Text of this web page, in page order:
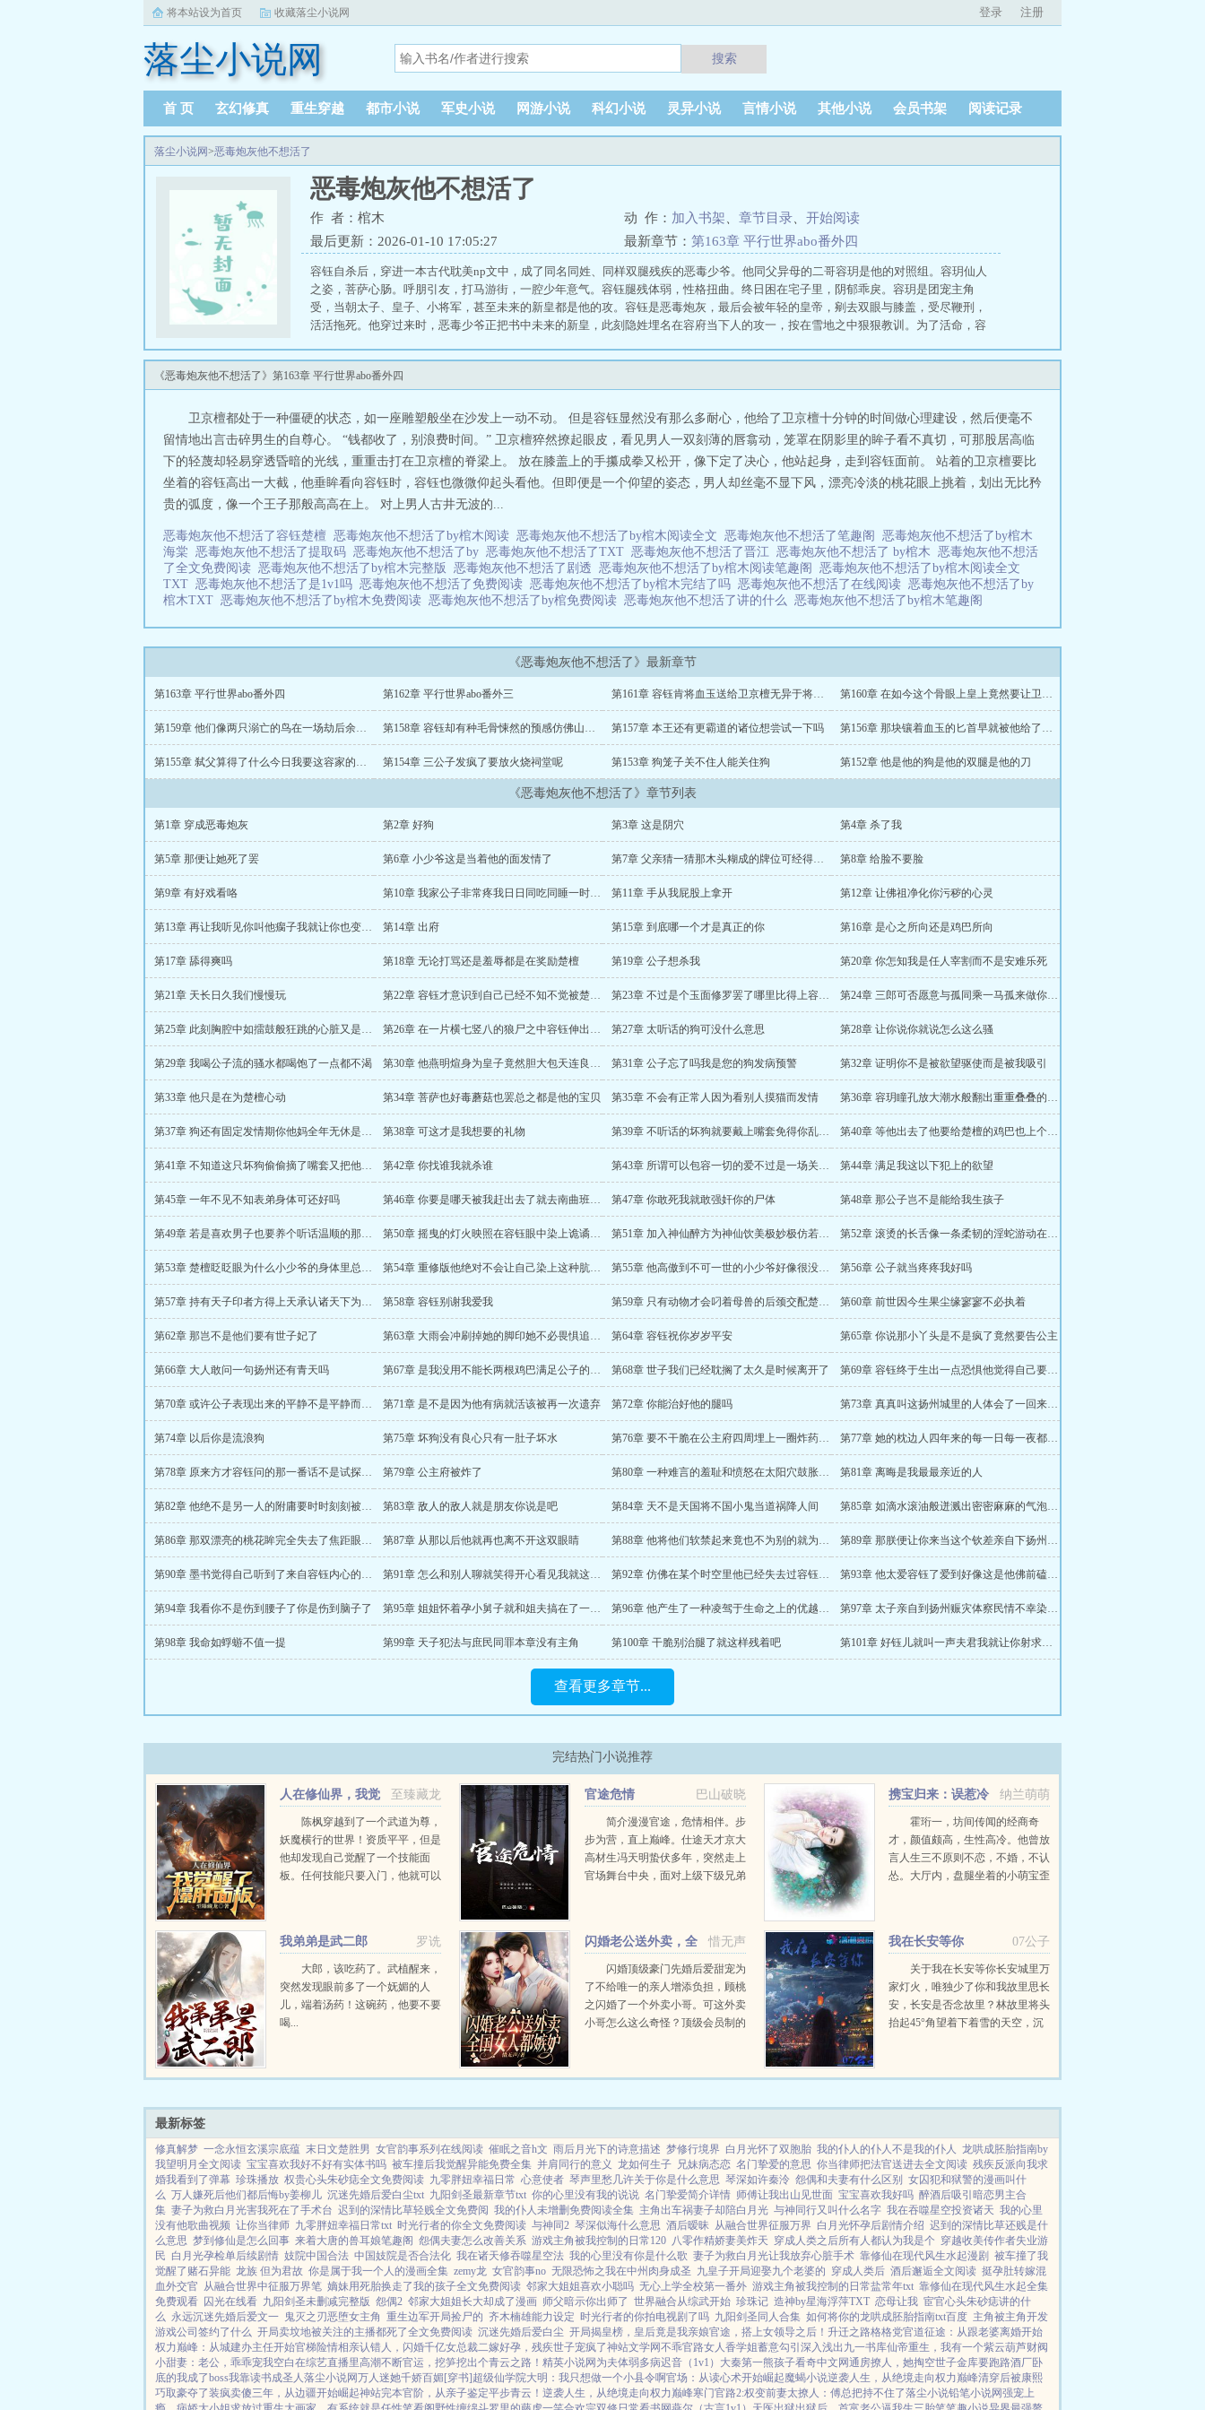
将本站设为首页 收藏落尘小说网 登录 注册
落尘小说网 搜索
首 页 玄幻修真 重生穿越 都市小说 军史小说 网游小说 科幻小说 灵异小说 言情小说 其他小说 会员书架 阅读记录
落尘小说网>恶毒炮灰他不想活了
恶毒炮灰他不想活了
作 者：棺木 动 作： 加入书架 章节目录
开始阅读
最后更新：2026-01-10 17:05:27
最新章节： 第163章 平行世界abo番外四
容钰自杀后，穿进一本古代耽美np文中，成了同名同姓、同样双腿残疾的恶毒少爷。他同父异母的二哥容玥是他的对照组。容玥仙人
之姿，菩萨心肠。呼朋引友，打马游街，一腔少年意气。容钰腿残体弱，性格扭曲。终日困在宅子里，阴郁乖戾。容玥是团宠主角
受，当朝太子、皇子、小将军，甚至未来的新皇都是他的攻。容钰是恶毒炮灰，最后会被年轻的皇帝，剜去双眼与膝盖，受尽鞭刑，
活活拖死。他穿过来时，恶毒少爷正把书中未来的新皇，此刻隐姓埋名在容府当下人的攻一，按在雪地之中狠狠教训。为了活命，容
还疯的攻受是双性 恶毒炮灰他不想活了
《恶毒炮灰他不想活了》第163章 平行世界abo番外四
卫京檀都处于一种僵硬的状态，如一座雕塑般坐在沙发上一动不动。 但是容钰显然没有那么多耐心，他给了卫京檀十分钟的时间做心理建设，然后便毫不
留情地出言击碎男生的自尊心。 “钱都收了，别浪费时间。” 卫京檀猝然撩起眼皮，看见男人一双刻薄的唇翕动，笼罩在阴影里的眸子看不真切，可那股居高临
下的轻蔑却轻易穿透昏暗的光线，重重击打在卫京檀的脊梁上。 放在膝盖上的手攥成拳又松开，像下定了决心，他站起身，走到容钰面前。 站着的卫京檀要比
坐着的容钰高出一大截，他垂眸看向容钰时，容钰也微微仰起头看他。但即便是一个仰望的姿态，男人却丝毫不显下风，漂亮冷淡的桃花眼上挑着，划出无比矜
贵的弧度，像一个王子那般高高在上。 对上男人古井无波的...
恶毒炮灰他不想活了容钰楚檀 恶毒炮灰他不想活了by棺木阅读 恶毒炮灰他不想活了by棺木阅读全文 恶毒炮灰他不想活了笔趣阁 恶毒炮灰他不想活了by棺木
海棠 恶毒炮灰他不想活了提取码 恶毒炮灰他不想活了by 恶毒炮灰他不想活了TXT 恶毒炮灰他不想活了晋江 恶毒炮灰他不想活了 by棺木 恶毒炮灰他不想活
了全文免费阅读 恶毒炮灰他不想活了by棺木完整版 恶毒炮灰他不想活了剧透 恶毒炮灰他不想活了by棺木阅读笔趣阁 恶毒炮灰他不想活了by棺木阅读全文
TXT 恶毒炮灰他不想活了是1v1吗 恶毒炮灰他不想活了免费阅读 恶毒炮灰他不想活了by棺木完结了吗 恶毒炮灰他不想活了在线阅读 恶毒炮灰他不想活了by
棺木TXT 恶毒炮灰他不想活了by棺木免费阅读 恶毒炮灰他不想活了by棺免费阅读 恶毒炮灰他不想活了讲的什么 恶毒炮灰他不想活了by棺木笔趣阁
《恶毒炮灰他不想活了》最新章节
第163章 平行世界abo番外四 第162章 平行世界abo番外三 第161章 容钰肯将血玉送给卫京檀无异于将皇位拱手于人 第160章 在如今这个骨眼上皇上竟然要让卫京檀离京
第159章 他们像两只溺亡的鸟在一场劫后余生里抵死缠绵 第158章 容钰却有种毛骨悚然的预感仿佛山雨欲来大厦将倾 第157章 本王还有更霸道的诸位想尝试一下吗 第156章 那块镶着血玉的匕首早就被他给了卫京檀
第155章 弑父算得了什么今日我要这容家的列祖列宗一起给我母亲陪葬 第154章 三公子发疯了要放火烧祠堂呢 第153章 狗笼子关不住人能关住狗 第152章 他是他的狗是他的双腿是他的刀
《恶毒炮灰他不想活了》章节列表
第1章 穿成恶毒炮灰 第2章 好狗 第3章 这是阴穴 第4章 杀了我
第5章 那便让她死了罢 第6章 小少爷这是当着他的面发情了 第7章 父亲猜一猜那木头糊成的牌位可经得住几时烧 第8章 给脸不要脸
第9章 有好戏看咯 第10章 我家公子非常疼我日日同吃同睡一时半刻也离不开 第11章 手从我屁股上拿开 第12章 让佛祖净化你污秽的心灵
第13章 再让我听见你叫他瘸子我就让你也变成瘸子 第14章 出府 第15章 到底哪一个才是真正的你 第16章 是心之所向还是鸡巴所向
第17章 舔得爽吗 第18章 无论打骂还是羞辱都是在奖励楚檀 第19章 公子想杀我 第20章 你怎知我是任人宰割而不是安难乐死
第21章 天长日久我们慢慢玩 第22章 容钰才意识到自己已经不知不觉被楚檀逼到末路再无翻身的可能 第23章 不过是个玉面修罗罢了哪里比得上容二郎 第24章 三郎可否愿意与孤同乘一马孤来做你的双腿你来射箭如何
第25章 此刻胸腔中如擂鼓般狂跳的心脏又是因为老虎还是因为楚檀 第26章 在一片横七竖八的狼尸之中容钰伸出手掐住楚檀的脖子吻了上去 第27章 太听话的狗可没什么意思 第28章 让你说你就说怎么这么骚
第29章 我喝公子流的骚水都喝饱了一点都不渴 第30章 他燕明煊身为皇子竟然胆大包天连良家百姓都敢拐去当劳工 第31章 公子忘了吗我是您的狗发病预警 第32章 证明你不是被欲望驱使而是被我吸引
第33章 他只是在为楚檀心动 第34章 菩萨也好毒蘑菇也罢总之都是他的宝贝 第35章 不会有正常人因为看别人摸猫而发情 第36章 容玥瞳孔放大潮水般翻出重重叠叠的惊恐像看到了可怕的东西
第37章 狗还有固定发情期你他妈全年无休是吧你不怕精尽人亡吗 第38章 可这才是我想要的礼物 第39章 不听话的坏狗就要戴上嘴套免得你乱咬乱舔 第40章 等他出去了他要给楚檀的鸡巴也上个笼子
第41章 不知道这只坏狗偷偷摘了嘴套又把他舔了个遍 第42章 你找谁我就杀谁 第43章 所谓可以包容一切的爱不过是一场关于权力斗争的惊天阴谋 第44章 满足我这以下犯上的欲望
第45章 一年不见不知表弟身体可还好吗 第46章 你要是哪天被我赶出去了就去南曲班子里谋个营生你一定能演好 第47章 你敢死我就敢强奸你的尸体 第48章 那公子岂不是能给我生孩子
第49章 若是喜欢男子也要养个听话温顺的那等狐媚惑主的可不能要 第50章 摇曳的灯火映照在容钰眼中染上诡谲的癫狂和兴奋 第51章 加入神仙醉方为神仙饮美极妙极仿若飘飘登仙公子一试便知 第52章 滚烫的长舌像一条柔韧的淫蛇游动在紧致的甬道之中
第53章 楚檀眨眨眼为什么小少爷的身体里总有这么多奇怪的开关 第54章 重修版他绝对不会让自己染上这种肮脏的东西 第55章 他高傲到不可一世的小少爷好像很没有安全感 第56章 公子就当疼疼我好吗
第57章 持有天子印者方得上天承认诸天下为臣号令万民是为天子 第58章 容钰别谢我爱我 第59章 只有动物才会叼着母兽的后颈交配楚檀简直不是人 第60章 前世因今生果尘缘寥寥不必执着
第62章 那岂不是他们要有世子妃了 第63章 大雨会冲刷掉她的脚印她不必畏惧追兵只管向前 第64章 容钰祝你岁岁平安 第65章 你说那小丫头是不是疯了竟然要告公主
第66章 大人敢问一句扬州还有青天吗 第67章 是我没用不能长两根鸡巴满足公子的骚穴 第68章 世子我们已经耽搁了太久是时候离开了 第69章 容钰终于生出一点恐惧他觉得自己要被楚檀干死了
第70章 或许公子表现出来的平静不是平静而是压抑的伪装 第71章 是不是因为他有病就活该被再一次遗弃 第72章 你能治好他的腿吗 第73章 真真叫这扬州城里的人体会了一回来自京都的玉面修罗
第74章 以后你是流浪狗 第75章 坏狗没有良心只有一肚子坏水 第76章 要不干脆在公主府四周埋上一圈炸药把他们全炸死算了 第77章 她的枕边人四年来的每一日每一夜都在想着怎么弄死她
第78章 原来方才容钰问的那一番话不是试探而是在断他的后路 第79章 公主府被炸了 第80章 一种难言的羞耻和愤怒在太阳穴鼓胀着近乎失控地迸发出来 第81章 离晦是我最最亲近的人
第82章 他绝不是另一人的附庸要时时刻刻被保护在羽翼之下 第83章 敌人的敌人就是朋友你说是吧 第84章 天不是天国将不国小鬼当道祸降人间 第85章 如滴水滚油般迸溅出密密麻麻的气泡随即又释放出更加浓烈的情潮
第86章 那双漂亮的桃花眸完全失去了焦距眼球上翻泪水淋漓 第87章 从那以后他就再也离不开这双眼睛 第88章 他将他们软禁起来竟也不为别的就为了看他们三个交媾 第89章 那朕便让你来当这个钦差亲自下扬州治理时疫
第90章 墨书觉得自己听到了来自容钰内心的震耳欲聋的哭喊 第91章 怎么和别人聊就笑得开心看见我就这样二更 第92章 仿佛在某个时空里他已经失去过容钰一回 第93章 他太爱容钰了爱到好像这是他佛前磕头千万次求来的失而复得
第94章 我看你不是伤到腰子了你是伤到脑子了 第95章 姐姐怀着孕小舅子就和姐夫搞在了一起实在有违人伦伤天害理 第96章 他产生了一种凌驾于生命之上的优越和傲慢 第97章 太子亲自到扬州赈灾体察民情不幸染上时疫了
第98章 我命如蜉蝣不值一提 第99章 天子犯法与庶民同罪本章没有主角 第100章 干脆别治腿了就这样残着吧 第101章 好钰儿就叫一声夫君我就让你射求你了二更
查看更多章节...
完结热门小说推荐
至臻藏龙
人在修仙界，我觉
醒了爆肝面板
陈枫穿越到了一个武道为尊，
妖魔横行的世界！资质平平，但是
他却发现自己觉醒了一个技能面
板。任何技能只要入门，他就可以
巴山破晓
官途危情
简介漫漫官途，危情相伴。步
步为营，直上巅峰。仕途天才京大
高材生冯天明蛰伏多年，突然走上
官场舞台中央，面对上级下级兄弟
纳兰萌萌
携宝归来：误惹冷
总裁霍珩一，坊间传闻的经商奇
才，颜值颇高，生性高冷。他曾放
言人生三不原则不恋，不婚，不认
怂。大厅内，盘腿坐着的小萌宝歪
18W...
罗诜
我弟弟是武二郎
大郎，该吃药了。武植醒来，
突然发现眼前多了一个妩媚的人
儿，端着汤药！这碗药，他要不要
喝...
惜无声
闪婚老公送外卖，全
国女人都嫉妒
闪婚顶级豪门先婚后爱甜宠为
了不给唯一的亲人增添负担，顾桃
之闪婚了一个外卖小哥。可这外卖
小哥怎么这么奇怪？顶级会员制的
唤。...
07公子
我在长安等你
关于我在长安等你长安城里万
家灯火，唯独少了你和我故里思长
安，长安是否念故里？林故里将头
抬起45°角望着下着雪的天空，沉
来幸福的样子长安，以后我们能不
最新标签
修真解梦 一念永恒玄溪宗底蕴 末日文楚胜男 女官韵事系列在线阅读 催眠之音h文 雨后月光下的诗意描述 梦修行境界 白月光怀了双胞胎 我的仆人的仆人不是我的仆人 龙哄成胚胎指南by
我望明月全文阅读 宝宝喜欢我好不好有实体书吗 被车撞后我觉醒异能免费全集 并肩同行的意义 龙如何生子 兄妹病态恋 名门挚爱的意思 你当律师把法官送进去全文阅读 残疾反派向我求
婚我看到了弹幕 珍珠播放 权贵心头朱砂痣全文免费阅读 九零胖妞幸福日常 心意使者 琴声里愁几许关于你是什么意思 琴深如许秦泠 怨偶和夫妻有什么区别
女囚犯和狱警的漫画叫什
么 万人嫌死后他们都后悔by姜柳儿 沉迷先婚后爱白尘txt 九阳剑圣最新章节txt 你的心里没有我的说说 名门挚爱简介详情 师傅让我出山见世面 宝宝喜欢我好吗 醉酒后吸引暗恋男主合
集 妻子为救白月光害我死在了手术台 迟到的深情比草轻贱全文免费阅 我的仆人未增删免费阅读全集 主角出车祸妻子却陪白月光 与神同行又叫什么名字 我在吞噬星空投资诸天 我的心里
没有他歌曲视频 让你当律师 九零胖妞幸福日常txt 时光行者的你全文免费阅读 与神同2 琴深似海什么意思 酒后暧昧 从融合世界征服万界 白月光怀孕后剧情介绍 迟到的深情比草还贱是什
么意思 梦到修仙是怎么回事 来着大唐的兽耳娘笔趣阁 怨偶夫妻怎么改善关系 游戏主角被我控制的日常120 八零作精娇妻美炸天 穿成人类之后所有人都认为我是个 穿越收美传作者失业游
民 白月光孕检单后续剧情 妓院中国合法 中国妓院是否合法化 我在诸天修吞噬星空法 我的心里没有你是什么歌 妻子为救白月光让我放弃心脏手术 靠修仙在现代风生水起漫剧 被车撞了我
觉醒了赌石异能 龙族 但为君故 你是属于我一个人的漫画全集 zemy龙 女官韵事no 无限恐怖之我在中州肉身成圣 九皇子开局迎娶九个老婆的 穿成人类后 酒后邂逅全文阅读 挺孕肚转嫁混
血外交官 从融合世界中征服万界笔 嫡妹用死胎换走了我的孩子全文免费阅读 邻家大姐姐喜欢小聪吗 无心上学全校第一番外 游戏主角被我控制的日常盐常年txt 靠修仙在现代风生水起全集
免费观看 囚光在线看 九阳剑圣未删减完整版 怨偶2 邻家大姐姐长大却成了漫画 师父暗示你出师了 世界融合从综武开始 珍珠记 造神by星海浮萍TXT 恋母让我 宦官心头朱砂痣讲的什
么 永远沉迷先婚后爱文一 鬼灭之刃恶堕女主角 重生边军开局捡尸的 齐木楠雄能力设定 时光行者的你拍电视剧了吗 九阳剑圣同人合集 如何将你的龙哄成胚胎指南txt百度 主角被主角开发
游戏公司签约了什么 开局卖坟地被关注的主播都死了全文免费阅读 沉迷先婚后爱白尘 开局揭皇榜，皇后竟是我亲娘官途，搭上女领导之后！ 升迁之路格格党官道征途：从跟老婆离婚开始
权力巅峰：从城建办主任开始官梯险情相亲认错人，闪婚千亿女总裁二嫁好孕，残疾世子宠疯了神站文学网不乖官路女人香学姐蓄意勾引 深入浅出 九一书库仙帝重生，我有一个紫云葫芦财阀
小甜妻：老公，乖乖宠我空白在综艺直播里高潮不断官运，挖笋挖出个青云之路！ 精英小说网 为夫体弱多病迟音（1v1） 大秦第一熊孩子看奇中文网通房撩人，她掏空世子金库要跑路酒厂卧
底的我成了boss我靠读书成圣人落尘小说网万人迷她千娇百媚[穿书] 超级仙学院大明：我只想做一个小县令啊官场：从读心术开始崛起魔蝎小说逆袭人生，从绝境走向权力巅峰清穿后被康熙
巧取豪夺了装疯卖傻三年，从边疆开始崛起神站完本官阶，从亲子鉴定平步青云！ 逆袭人生，从绝境走向权力巅峰寒门官路2:权变前妻太撩人：傅总把持不住了落尘小说铅笔小说网强宠上